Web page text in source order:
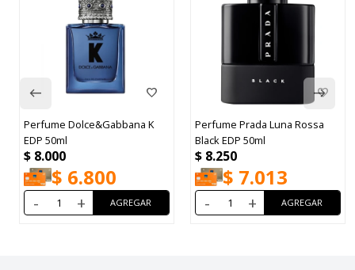
Perfume Dolce&Gabbana K
EDP 50ml
$ 8.000
$ 6.800
- +
Perfume Prada Luna Rossa
Black EDP 50ml
$ 8.250
$ 7.013
- +